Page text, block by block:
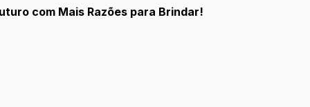
com Mais Razões para Brindar!